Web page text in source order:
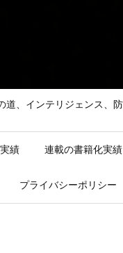
、インテリジェンス、
績 連載の書籍化実績
プライバシーポリシー